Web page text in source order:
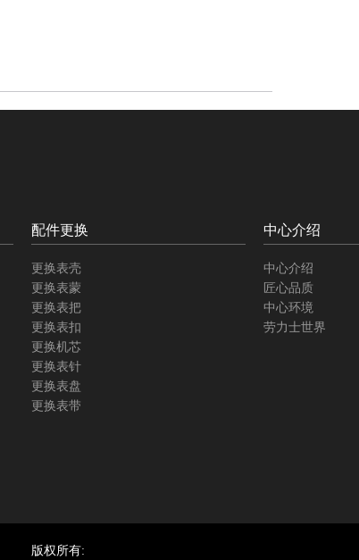
配件更换
更换表壳
更换表蒙
更换表把
更换表扣
更换机芯
更换表针
更换表盘
更换表带
中心介绍
中心介绍
匠心品质
中心环境
劳力士世界
版权所有: